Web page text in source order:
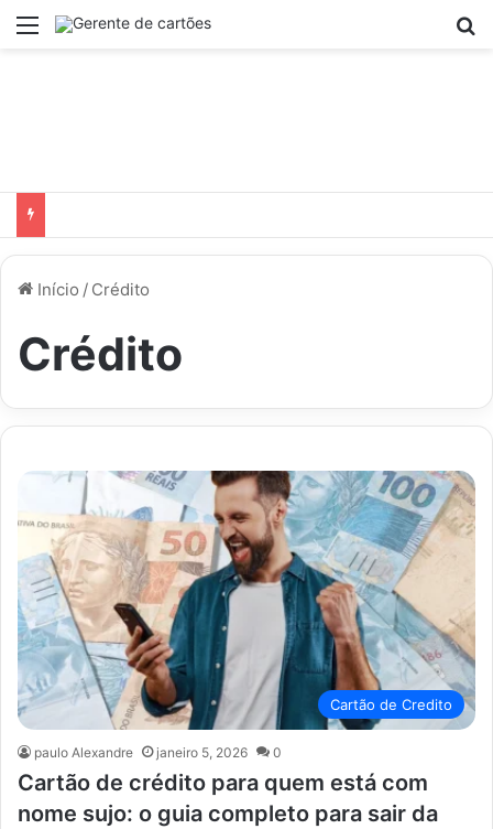
Menu
Início / Crédito
Crédito
Cartão de Credito
paulo Alexandre janeiro 5, 2026 0
Cartão de crédito para quem está com
nome sujo: o guia completo para sair da